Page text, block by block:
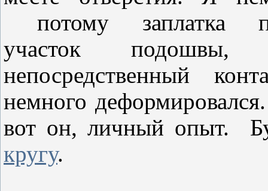
потому заплатка
участок
непосредственный
немного
вот он, личный опыт.
кругу.